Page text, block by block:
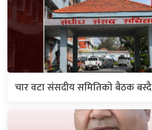
चार वटा संसदीय समितिको बैठक बस्दै